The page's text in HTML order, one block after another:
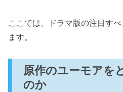
ここでは、ドラマ版の注目す
ます。
原作のユーモアを
のか